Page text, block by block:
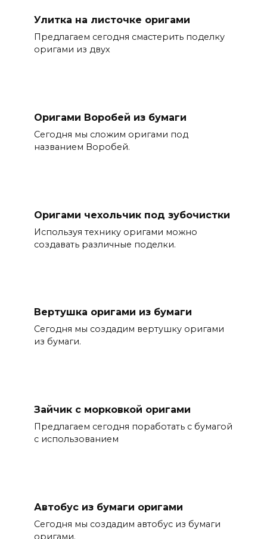
Улитка на листочке оригами
Предлагаем сегодня смастерить поделку
оригами из двух
Оригами Воробей из бумаги
Сегодня мы сложим оригами под
названием Воробей.
Оригами чехольчик под зубочистки
Используя технику оригами можно
создавать различные поделки.
Вертушка оригами из бумаги
Сегодня мы создадим вертушку оригами
из бумаги.
Зайчик с морковкой оригами
Предлагаем сегодня поработать с бумагой
с использованием
Автобус из бумаги оригами
Сегодня мы создадим автобус из бумаги
оригами.